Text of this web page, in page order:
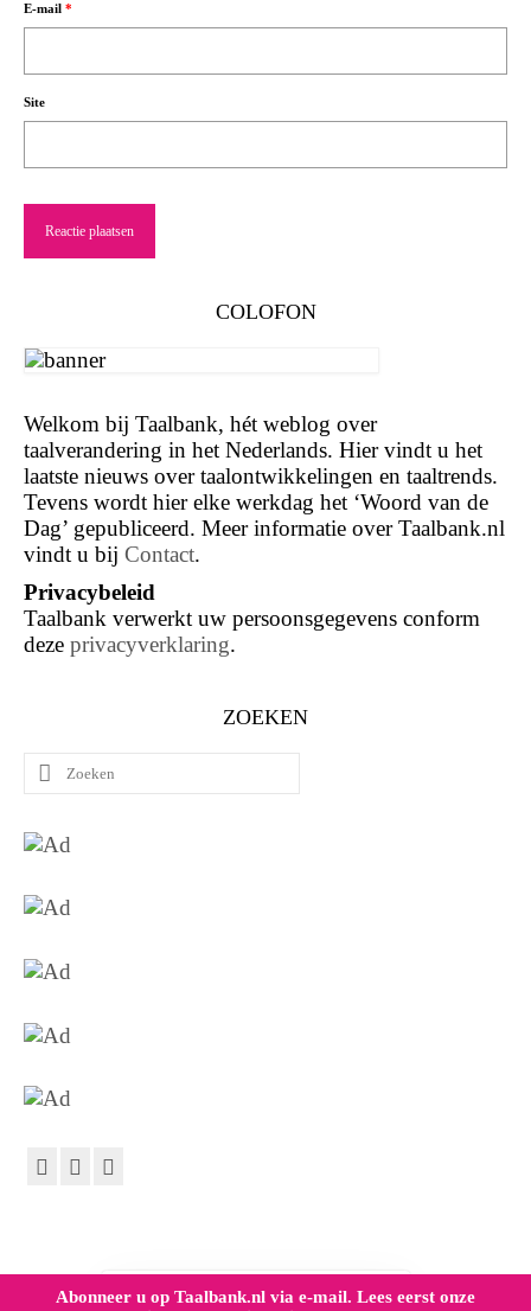
E-mail *
Site
COLOFON
Welkom bij Taalbank, hét weblog over
taalverandering in het Nederlands. Hier vindt u het
laatste nieuws over taalontwikkelingen en taaltrends.
Tevens wordt hier elke werkdag het ‘Woord van de
Dag’ gepubliceerd. Meer informatie over Taalbank.nl
vindt u bij Contact.
Privacybeleid
Taalbank verwerkt uw persoonsgegevens conform
deze privacyverklaring.
ZOEKEN
Zoeken
naar:
Abonneer u op Taalbank.nl via e-mail. Lees eerst onze
Dank voor het lezen. Heeft